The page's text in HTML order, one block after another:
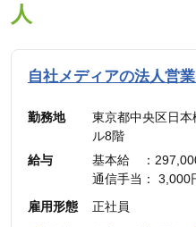
人
自社メディアの法人営
勤務地
東京都中央区日
ル8階
給与
基本給 ：
通信手当： 3,000
合計 ：300,000
雇用形態 正社員